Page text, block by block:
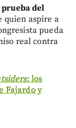
del
quien aspire a
pueda
real contra
: los
Fajardo y